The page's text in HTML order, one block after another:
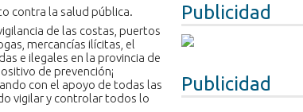
Publicidad
Publicidad
contra la salud pública.
de las costas, puertos
mercancías ilícitas, el
e ilegales en la provincia de
de prevención¡
con el apoyo de todas las
vigilar y controlar todos lo